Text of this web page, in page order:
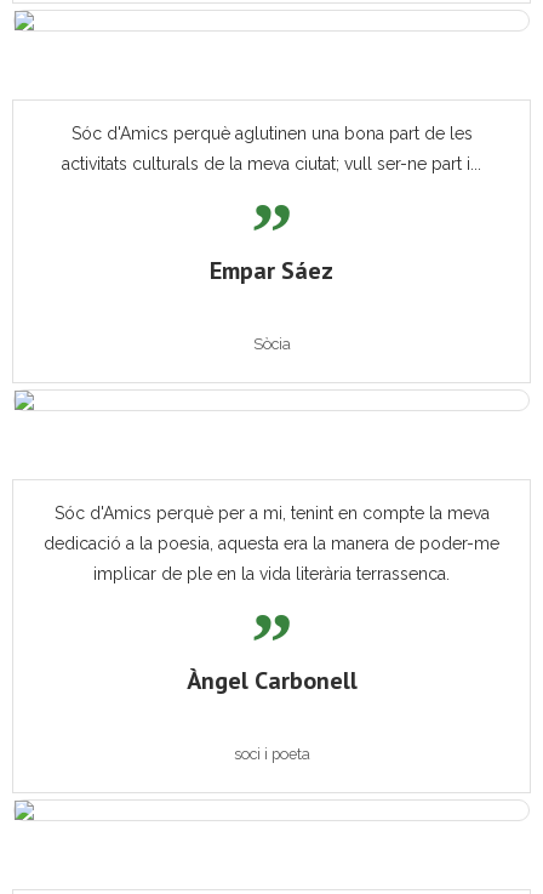
Sóc d'Amics perquè aglutinen una bona part de les
activitats culturals de la meva ciutat; vull ser-ne part i...
Empar Sáez
Sòcia
Sóc d'Amics perquè per a mi, tenint en compte la meva
dedicació a la poesia, aquesta era la manera de poder-me
implicar de ple en la vida literària terrassenca.
Àngel Carbonell
soci i poeta